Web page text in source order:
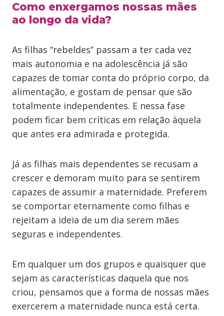
Como enxergamos nossas mães
ao longo da vida?
As filhas “rebeldes” passam a ter cada vez
mais autonomia e na adolescência já são
capazes de tomar conta do próprio corpo, da
alimentação, e gostam de pensar que são
totalmente independentes. E nessa fase
podem ficar bem críticas em relação àquela
que antes era admirada e protegida.
Já as filhas mais dependentes se recusam a
crescer e demoram muito para se sentirem
capazes de assumir a maternidade. Preferem
se comportar eternamente como filhas e
rejeitam a ideia de um dia serem mães
seguras e independentes.
Em qualquer um dos grupos e quaisquer que
sejam as características daquela que nos
criou, pensamos que a forma de nossas mães
exercerem a maternidade nunca está certa.